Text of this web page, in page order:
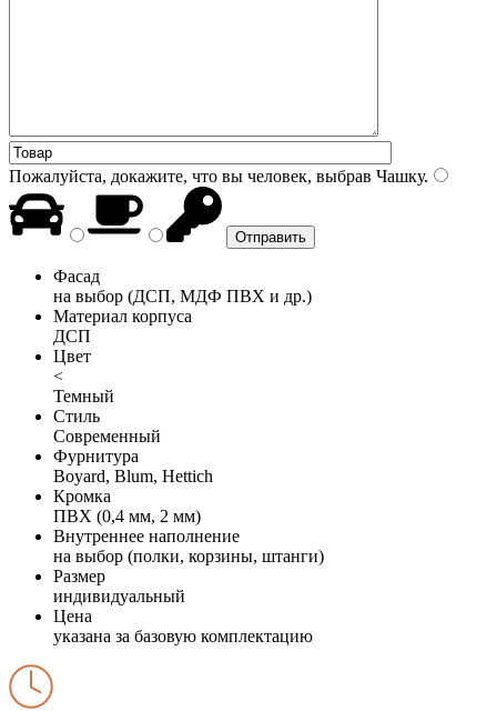
Пожалуйста, докажите, что вы человек, выбрав Чашку.
Фасад
на выбор (ДСП, МДФ ПВХ и др.)
Материал корпуса
ДСП
Цвет
<
Темный
Стиль
Современный
Фурнитура
Boyard, Blum, Hettich
Кромка
ПВХ (0,4 мм, 2 мм)
Внутреннее наполнение
на выбор (полки, корзины, штанги)
Размер
индивидуальный
Цена
указана за базовую комплектацию